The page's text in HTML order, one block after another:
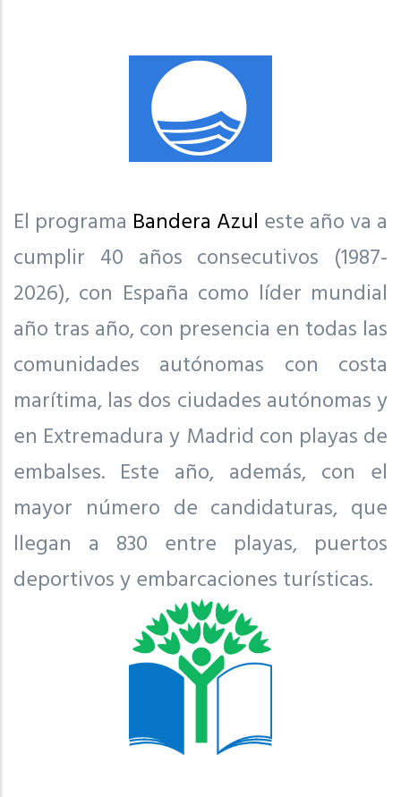
El programa Bandera Azul este año va a
cumplir 40 años consecutivos (1987-
2026), con España como líder mundial
año tras año, con presencia en todas las
comunidades autónomas con costa
marítima, las dos ciudades autónomas y
en Extremadura y Madrid con playas de
embalses. Este año, además, con el
mayor número de candidaturas, que
llegan a 830 entre playas, puertos
deportivos y embarcaciones turísticas.